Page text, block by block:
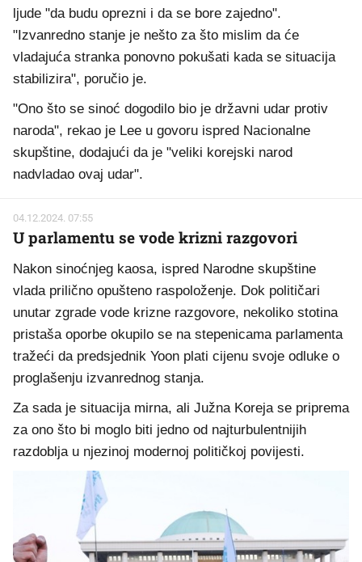
ljude "da budu oprezni i da se bore zajedno".
"Izvanredno stanje je nešto za što mislim da će
vladajuća stranka ponovno pokušati kada se situacija
stabilizira", poručio je.
"Ono što se sinoć dogodilo bio je državni udar protiv
naroda", rekao je Lee u govoru ispred Nacionalne
skupštine, dodajući da je "veliki korejski narod
nadvladao ovaj udar".
04.12.2024. 07:55
U parlamentu se vode krizni razgovori
Nakon sinoćnjeg kaosa, ispred Narodne skupštine
vlada prilično opušteno raspoloženje. Dok političari
unutar zgrade vode krizne razgovore, nekoliko stotina
pristaša oporbe okupilo se na stepenicama parlamenta
tražeći da predsjednik Yoon plati cijenu svoje odluke o
proglašenju izvanrednog stanja.
Za sada je situacija mirna, ali Južna Koreja se priprema
za ono što bi moglo biti jedno od najturbulentnijih
razdoblja u njezinoj modernoj političkoj povijesti.